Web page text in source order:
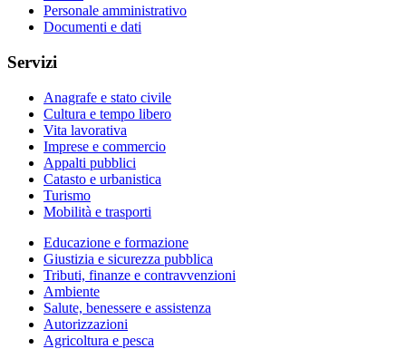
Personale amministrativo
Documenti e dati
Servizi
Anagrafe e stato civile
Cultura e tempo libero
Vita lavorativa
Imprese e commercio
Appalti pubblici
Catasto e urbanistica
Turismo
Mobilità e trasporti
Educazione e formazione
Giustizia e sicurezza pubblica
Tributi, finanze e contravvenzioni
Ambiente
Salute, benessere e assistenza
Autorizzazioni
Agricoltura e pesca